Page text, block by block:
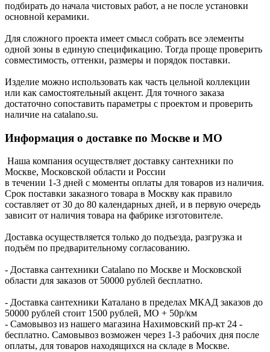
подбирать до начала чистовых работ, а не после установки
основной керамики.
Для сложного проекта имеет смысл собрать все элементы
одной зоны в единую спецификацию. Тогда проще проверить
совместимость, оттенки, размеры и порядок поставки.
Изделие можно использовать как часть цельной коллекции
или как самостоятельный акцент. Для точного заказа
достаточно сопоставить параметры с проектом и проверить
наличие на catalano.su.
Информация о доставке по Москве и МО
Наша компания осуществляет доставку сантехники по
Москве, Московской области и России
в течении 1-3 дней с моменты оплаты для товаров из наличия.
Срок поставки заказного товара в Москву как правило
составляет от 30 до 80 календарных дней, и в первую очередь
зависит от наличия товара на фабрике изготовителе.
Доставка осуществляется только до подъезда, разгрузка и
подъём по предварительному согласованию.
- Доставка сантехники Catalano по Москве и Московской
области для заказов от 50000 рублей бесплатно.
- Доставка сантехники Каталано в пределах МКАД заказов до
50000 рублей стоит 1500 рублей, МО + 50р/км
- Самовывоз из нашего магазина Нахимовский пр-кт 24 -
бесплатно. Самовывоз возможен через 1-3 рабочих дня после
оплаты, для товаров находящихся на складе в Москве.